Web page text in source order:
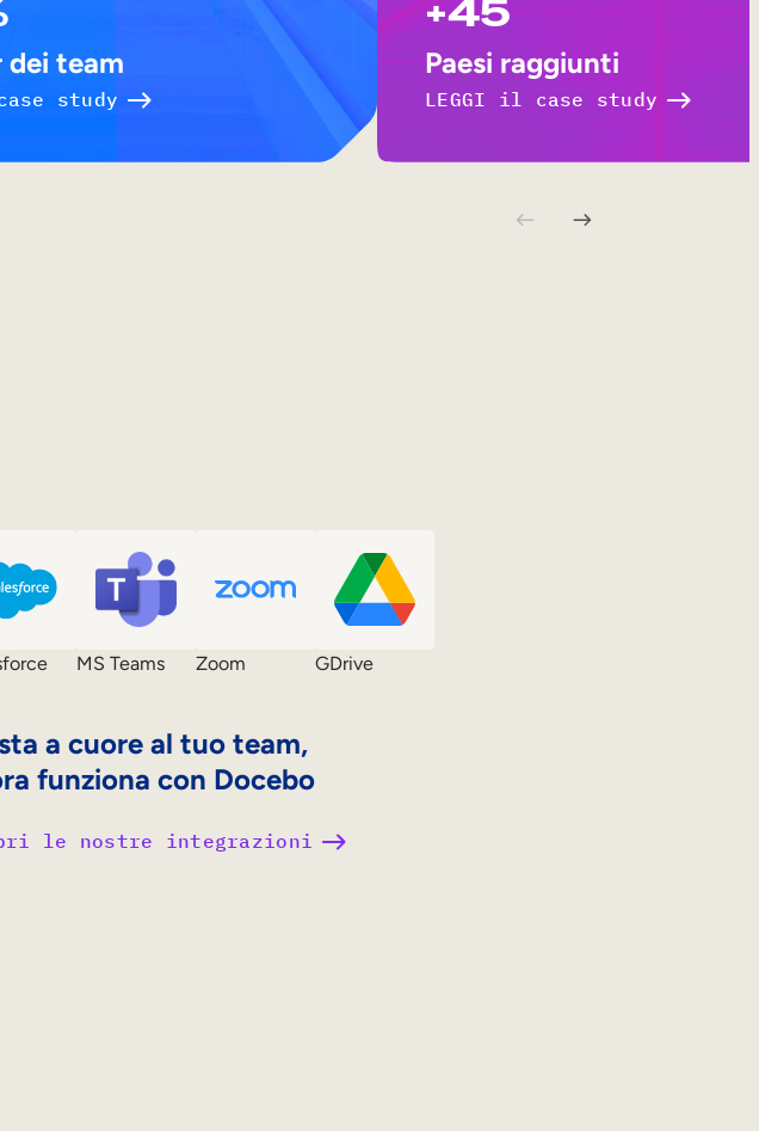
dei team
study
+45
Paesi raggiunti
LEGGI il case study
a cuore al tuo team,
funziona con Docebo
MS Teams Zoom GDrive
le nostre integrazioni